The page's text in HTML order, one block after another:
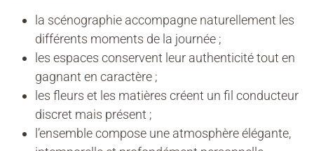
la scénographie accompagne naturellement les
différents moments de la journée ;
les espaces conservent leur authenticité tout en
gagnant en caractère ;
les fleurs et les matières créent un fil conducteur
discret mais présent ;
l’ensemble compose une atmosphère élégante,